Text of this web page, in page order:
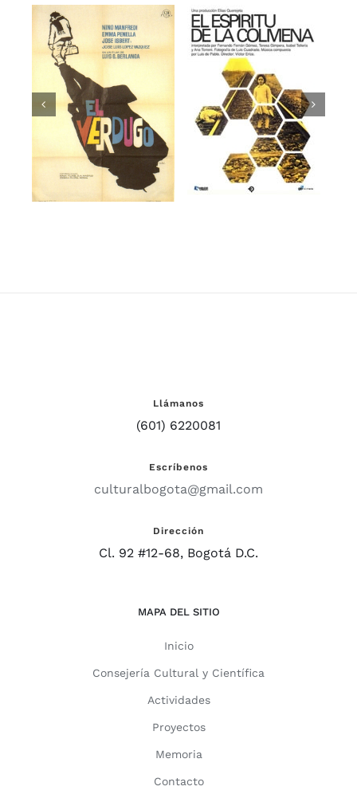
El verdugo
El espíritu
de la
colmena
Llámanos
(601) 6220081
Escríbenos
culturalbogota@gmail.com
Dirección
Cl. 92 #12-68, Bogotá D.C.
MAPA DEL SITIO
Inicio
Consejería Cultural y Científica
Actividades
Proyectos
Memoria
Contacto